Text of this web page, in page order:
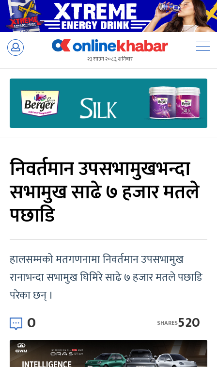
Skip
२३ साउन २०८३, शनिबार
निवर्तमान उपसभामुखभन्दा
सभामुख साढे ७ हजार मतले
पछाडि
हालसम्मको मतगणनामा निवर्तमान उपसभामुख
रानाभन्दा सभामुख घिमिरे साढे ७ हजार मतले पछाडि
परेका छन् ।
0 520
SHARES